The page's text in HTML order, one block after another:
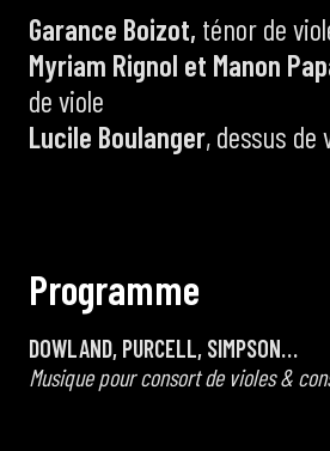
Garance Boizot, ténor de
Myriam Rignol et Manon
de viole
Lucile Boulanger, dessus
Programme
DOWLAND, PURCELL, SIMPSON…
Musique pour consort de violes &